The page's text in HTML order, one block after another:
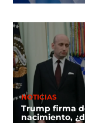
NOTICIAS
Trump firma
nacimiento,